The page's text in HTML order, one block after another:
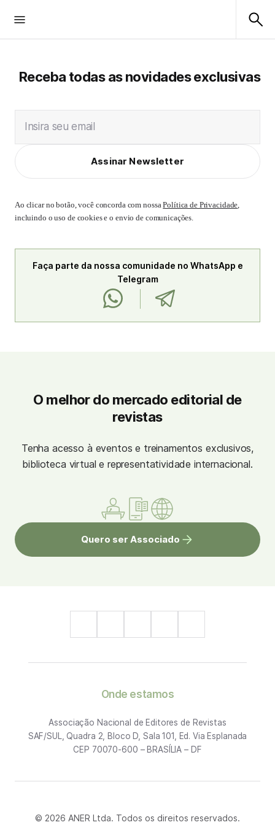
Receba todas as novidades exclusivas
Insira seu email
Assinar Newsletter
Ao clicar no botão, você concorda com nossaPolítica de Privacidade,
incluindo o uso de cookies e o envio de comunicações.
Faça parte da nossa comunidade no WhatsApp e
Telegram
O melhor do mercado editorial de
revistas
Tenha acesso à eventos e treinamentos exclusivos,
biblioteca virtual e representatividade internacional.
Quero ser Associado
Onde estamos
Associação Nacional de Editores de Revistas
SAF/SUL, Quadra 2, Bloco D, Sala 101, Ed. Via Esplanada
CEP 70070-600 – BRASÍLIA – DF
© 2026 ANER Ltda. Todos os direitos reservados.